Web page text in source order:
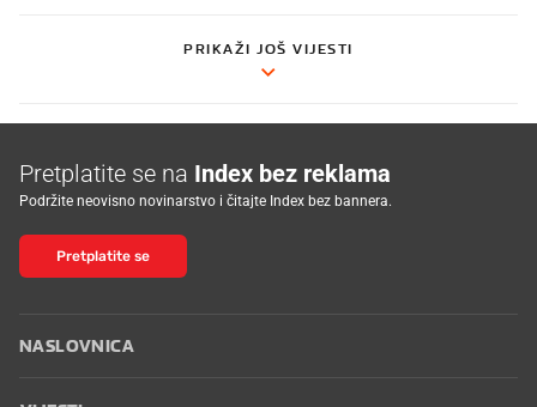
PRIKAŽI JOŠ VIJESTI
Pretplatite se na Index bez reklama
Podržite neovisno novinarstvo i čitajte Index bez bannera.
Pretplatite se
NASLOVNICA